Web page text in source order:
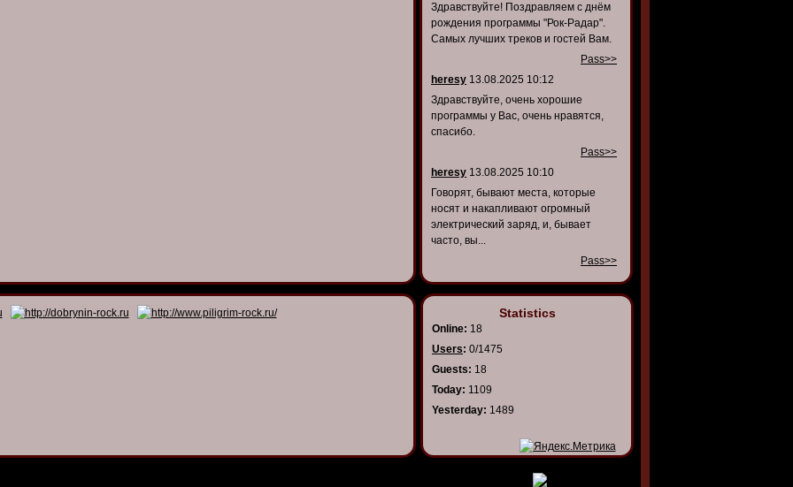
Здравствуйте! Поздравляем с днём
рождения программы "Рок-Радар".
Самых лучших треков и гостей Вам.
Pass>>
heresy 13.08.2025 10:12
Здравствуйте, очень хорошие
программы у Вас, очень нравятся,
спасибо.
Pass>>
heresy 13.08.2025 10:10
Говорят, бывают места, которые
носят и накапливают огромный
электрический заряд, и, бывает
часто, вы...
Pass>>
Statistics
Online: 18
Users: 0/1475
Guests: 18
Today: 1109
Yesterday: 1489